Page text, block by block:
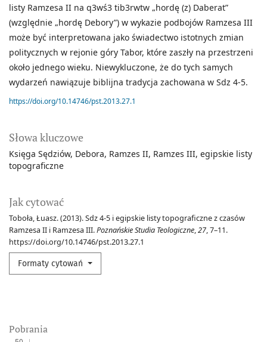
Słowa kluczowe
Księga Sędziów Debora Ramzes II Ramzes III egipskie listy
topograficzne
Jak cytować
Toboła, Łuasz. (2013). Sdz 4-5 i egipskie listy topograficzne z czasów
Ramzesa II i Ramzesa III.Poznańskie Studia Teologiczne,27, 7–11.
https://doi.org/10.14746/pst.2013.27.1
Formaty cytowań
listy Ramzesa II na q3wś3 tib3rwtw „hordę (z) Daberat”
(względnie „hordę Debory”) w wykazie podbojów Ramzesa III
może być interpretowana jako świadectwo istotnych zmian
politycznych w rejonie góry Tabor, które zaszły na przestrzeni
około jednego wieku. Niewykluczone, że do tych samych
wydarzeń nawiązuje biblijna tradycja zachowana w Sdz 4-5.
https://doi.org/10.14746/pst.2013.27.1
Pobrania